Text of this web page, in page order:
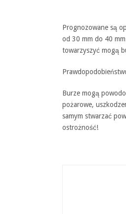
Prognozowane są
od 30 mm do 40
towarzyszyć mogą
Burze mogą
pożarowe,
samym stwarzać
ostrożność!